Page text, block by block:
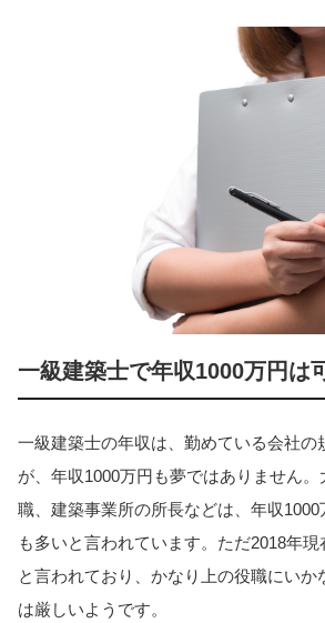
一級建築士で年収1000万円は
一級建築士の年収は、勤めている会社の
が、年収1000万円も夢ではありません
職、建築事業所の所長などは、年収1000
も多いと言われています。ただ2018年
と言われており、かなり上の役職にいか
は厳しいようです。